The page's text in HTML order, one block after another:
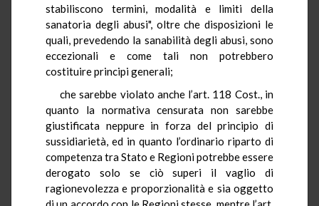
stabiliscono termini, modalità e limiti della
sanatoria degli abusi", oltre che disposizioni le
quali, prevedendo la sanabilità degli abusi, sono
eccezionali e come tali non potrebbero
costituire principi generali;
che sarebbe violato anche l’art. 118 Cost., in
quanto la normativa censurata non sarebbe
giustificata neppure in forza del principio di
sussidiarietà, ed in quanto l’ordinario riparto di
competenza tra Stato e Regioni potrebbe essere
derogato solo se ciò superi il vaglio di
ragionevolezza e proporzionalità e sia oggetto